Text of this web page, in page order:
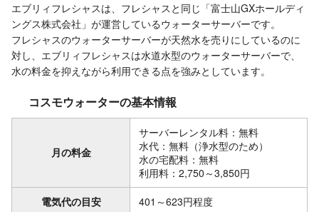
エブリィフレシャスは、フレシャスと同じ「富士山GXホールディ
ングス株式会社」が運営しているウォーターサーバーです。
フレシャスのウォーターサーバーが天然水を売りにしているのに
対し、エブリィフレシャスは水道水型のウォーターサーバーで、
水の料金を抑えながら利用できる点を強みとしています。
コスモウォーターの基本情報
月の料金
サーバーレンタル料：無料
水代：無料（浄水型のため）
水の宅配料：無料
利用料：2,750～3,850円
電気代の目安
401～623円程度